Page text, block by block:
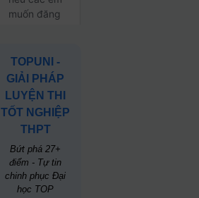
TOPUNI -
GIẢI PHÁP
LUYỆN THI
TỐT NGHIỆP
THPT
Bứt phá 27+
điểm - Tự tin
chinh phục Đại
học TOP